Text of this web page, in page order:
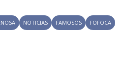
NOTICIAS FAMOSOS
FOFOCA